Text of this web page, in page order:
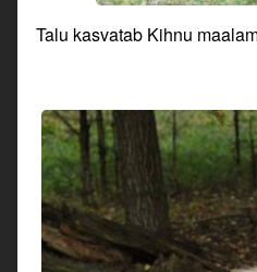
Talu kasvatab Kihnu